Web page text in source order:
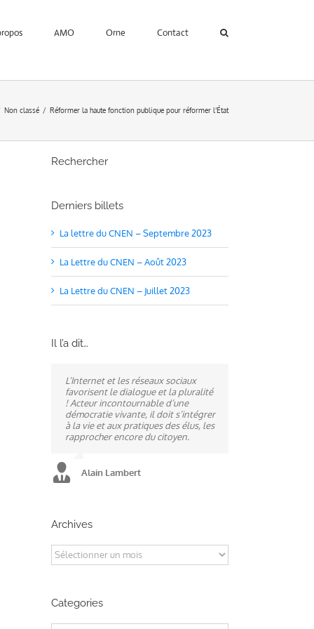
AMO Orne Contact
Non classé Réformer la haute fonction publique pour réformer l’État
Rechercher
Derniers billets
La lettre du CNEN – Septembre 2023
La Lettre du CNEN – Août 2023
La Lettre du CNEN – Juillet 2023
Il l’a dit…
L’Internet et les réseaux sociaux
favorisent le dialogue et la pluralité
! Acteur incontournable d’une
démocratie vivante, il doit s’intégrer
à la vie et aux pratiques des élus, les
rapprocher encore du citoyen.
Alain Lambert
Ne pas subir, mais construire son
destin, telle est la philosophie qui
n’a cessé de mobiliser la ville
d’Alençon, son agglomération et
ses élus.
A mes yeux, la politique est
synonyme de service : un sénateur
doit être au service des élus et des
communes comme un maire sait si
bien l’être au service des habitants.
Archives
Archives
Categories